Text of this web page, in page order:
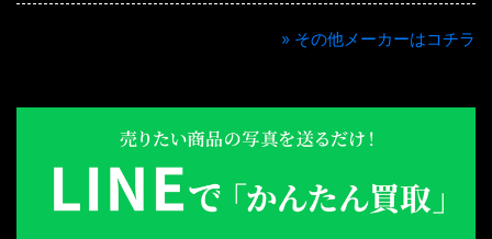
» その他メーカーはコチラ